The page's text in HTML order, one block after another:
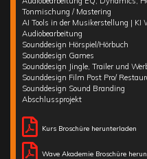
Tonmischung / Mastering
AI Tools in der Musikerstellung | KI
Audiobearbeitung
Sounddesign Hörspiel/Hörbuch
Sounddesign Games
Sounddesign Jingle, Trailer und
Sounddesign Film Post Pro/
Sounddesign Sound Branding
Abschlussprojekt
Kurs Broschüre herunterladen
Wave Akademie Broschüre